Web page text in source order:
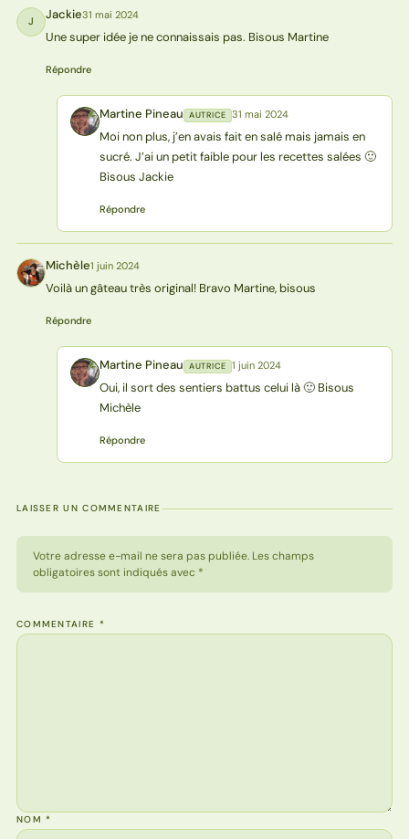
J Jackie31 mai 2024
Une super idée je ne connaissais pas. Bisous Martine
Répondre
MP Martine Pineau AUTRICE 31 mai 2024
Moi non plus, j’en avais fait en salé mais jamais en
sucré. J’ai un petit faible pour les recettes salées 🙂
Bisous Jackie
Répondre
M Michèle1 juin 2024
Voilà un gâteau très original! Bravo Martine, bisous
Répondre
MP Martine Pineau AUTRICE 1 juin 2024
Oui, il sort des sentiers battus celui là 🙂 Bisous
Michèle
Répondre
LAISSER UN COMMENTAIRE
Votre adresse e-mail ne sera pas publiée. Les champs
obligatoires sont indiqués avec *
COMMENTAIRE *
NOM*